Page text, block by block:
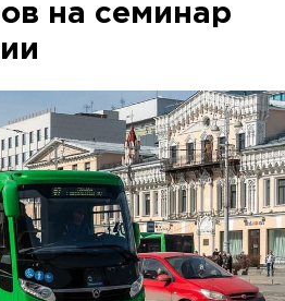
на семинар